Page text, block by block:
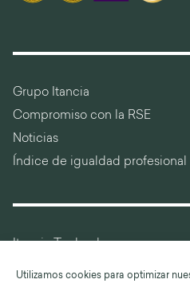
Utilizamos cookies para optimizar
Grupo Itancia
Compromiso con la RSE
Noticias
Índice de igualdad profesional
Itancia Technology